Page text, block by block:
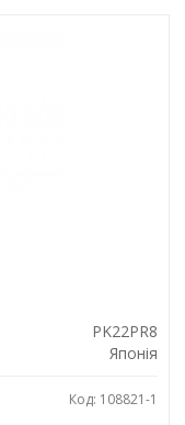
PK22PR8
Японія
Код: 108821-1